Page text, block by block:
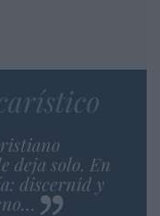
deja solo. En
discernid y